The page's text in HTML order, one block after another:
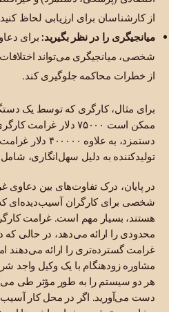
از کارشناسان برای ارزیابی لحاظ
میانجیگری را در نظر بگیرید:برای
شخصی، میانجیگری می‌تواند
از خطرات محاکمه جلوگیری کند.
برای مثال، کارگری که توسط یک
ممکن است ۷۵۰۰۰ دلار
دستمزد، به
تولیدکننده به دلیل سهل‌انگاری،
در پایان، درک تفاوت‌های بین
شخصی برای کارگران آسیب‌دیده‌ای
هستند، بسیار مهم است. غرامت
محدودی را ارائه می‌دهد، در حالی
غرامت گسترده‌تری را ارائه می‌دهند
مشاوره زودهنگام با یک وکیل واجد
هر دو سیستم را به طور مؤثر طی
دست می‌آورید. اگر در محل کار آسیب